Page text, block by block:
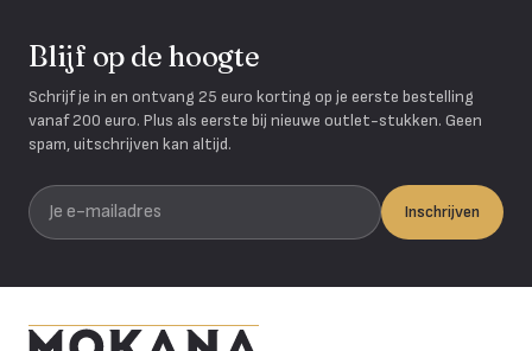
Blijf op de hoogte
Schrijf je in en ontvang 25 euro korting op je eerste bestelling
vanaf 200 euro. Plus als eerste bij nieuwe outlet-stukken. Geen
spam, uitschrijven kan altijd.
Je e-mailadres
Inschrijven